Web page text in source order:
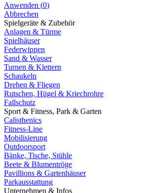
Anwenden (0)
Abbrechen
Spielgeräte & Zubehör
Anlagen & Türme
Spielhäuser
Federwippen
Sand & Wasser
Turnen & Klettern
Schaukeln
Drehen & Fliegen
Rutschen, Hügel & Kriechrohre
Fallschutz
Sport & Fitness, Park & Garten
Calisthenics
Fitness-Line
Mobilisierung
Outdoorsport
Bänke, Tische, Stühle
Beete & Blumentröge
Pavillions & Gartenhäuser
Parkausstattung
Unternehmen & Infos